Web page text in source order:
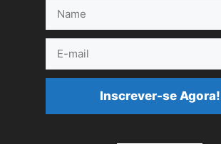
mail
Inscrever-se Agora!